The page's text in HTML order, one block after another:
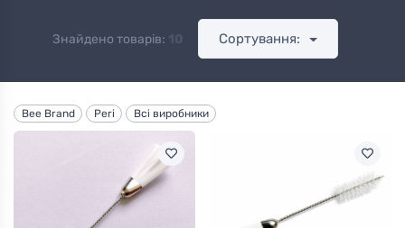
Знайдено товарів: 10 Сортування:
Bee Brand Peri Всі виробники